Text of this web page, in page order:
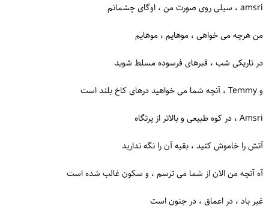
amsri ، سیلی روی صورت من ، اوگای چشمانم
من هرچه می خواهی ، موهایم ، موهایم
در تاریکی شب ، قبرهای فرسوده مسلط شوید
و Temmy ، آنچه شما می خواهید درهای کاخ بلند است
Amsri ، در کوه طبیعی و بالاتر از پرتگاه
آتش را خاموش کنید ، بقیه آن را نگه ندارید
آه آنچه من الان از شما می ترسم ، و سکون غالب شده است
غیر باد ، در اعماق ، در جنون است